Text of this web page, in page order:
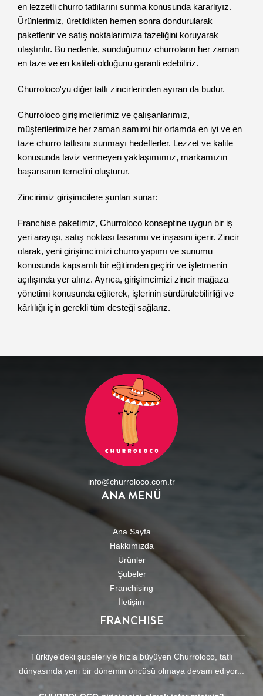
en lezzetli churro tatlılarını sunma konusunda kararlıyız.
Ürünlerimiz, üretildikten hemen sonra dondurularak
paketlenir ve satış noktalarımıza tazeliğini koruyarak
ulaştırılır. Bu nedenle, sunduğumuz churroların her zaman
en taze ve en kaliteli olduğunu garanti edebiliriz.
Churroloco'yu diğer tatlı zincirlerinden ayıran da budur.
Churroloco girişimcilerimiz ve çalışanlarımız,
müşterilerimize her zaman samimi bir ortamda en iyi ve en
taze churro tatlısını sunmayı hedeflerler. Lezzet ve kalite
konusunda taviz vermeyen yaklaşımımız, markamızın
başarısının temelini oluşturur.
Zincirimiz girişimcilere şunları sunar:
Franchise paketimiz, Churroloco konseptine uygun bir iş
yeri arayışı, satış noktası tasarımı ve inşasını içerir. Zincir
olarak, yeni girişimcimizi churro yapımı ve sunumu
konusunda kapsamlı bir eğitimden geçirir ve işletmenin
açılışında yer alırız. Ayrıca, girişimcimizi zincir mağaza
yönetimi konusunda eğiterek, işlerinin sürdürülebilirliği ve
kârlılığı için gerekli tüm desteği sağlarız.
info@churroloco.com.tr
ANA MENÜ
Ana Sayfa
Hakkımızda
Ürünler
Şubeler
Franchising
İletişim
FRANCHISE
Türkiye'deki şubeleriyle hızla büyüyen Churroloco, tatlı
dünyasında yeni bir dönemin öncüsü olmaya devam ediyor...